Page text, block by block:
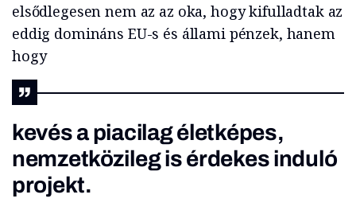
elsődlegesen nem az az oka, hogy kifulladtak az
eddig domináns EU-s és állami pénzek, hanem
hogy
kevés a piacilag életképes,
nemzetközileg is érdekes induló
projekt.